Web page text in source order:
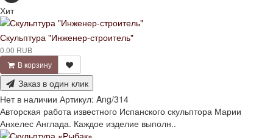
Хит
Скульптура "Инженер-строитель"
0.00 RUB
В корзину
Заказ в один клик
Нет в наличии Артикул: Ang/314
Авторская работа известного Испанского скульптора Марии
Анхелес Англада. Каждое изделие выполн..